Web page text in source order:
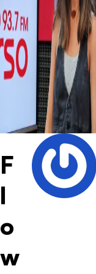
F
l
o
w